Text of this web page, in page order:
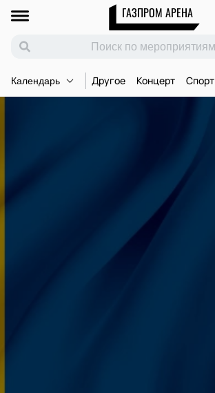
ГАЗПРОМ АРЕНА
Календарь Другое Концерт Спорт